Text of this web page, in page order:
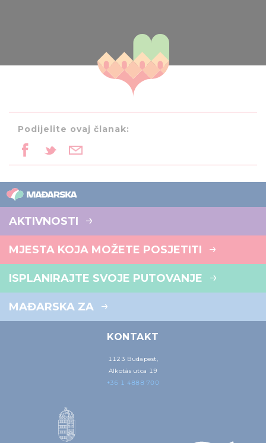
Podijelite ovaj članak:
AKTIVNOSTI
MJESTA KOJA MOŽETE POSJETITI
ISPLANIRAJTE SVOJE PUTOVANJE
MAĐARSKA ZA
KONTAKT
1123 Budapest,
Alkotás utca 19
+36 1 4888 700